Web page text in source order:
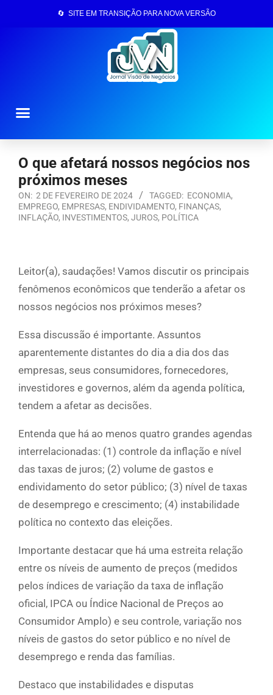
🔄 SITE EM TRANSIÇÃO PARA NOVA VERSÃO
O que afetará nossos negócios nos
próximos meses
ON: 2 DE FEVEREIRO DE 2024 TAGGED: ECONOMIA,
EMPREGO, EMPRESAS, ENDIVIDAMENTO, FINANÇAS,
INFLAÇÃO, INVESTIMENTOS, JUROS, POLÍTICA
Leitor(a), saudações! Vamos discutir os principais
fenômenos econômicos que tenderão a afetar os
nossos negócios nos próximos meses?
Essa discussão é importante. Assuntos
aparentemente distantes do dia a dia dos das
empresas, seus consumidores, fornecedores,
investidores e governos, além da agenda política,
tendem a afetar as decisões.
Entenda que há ao menos quatro grandes agendas
interrelacionadas: (1) controle da inflação e nível
das taxas de juros; (2) volume de gastos e
endividamento do setor público; (3) nível de taxas
de desemprego e crescimento; (4) instabilidade
política no contexto das eleições.
Importante destacar que há uma estreita relação
entre os níveis de aumento de preços (medidos
pelos índices de variação da taxa de inflação
oficial, IPCA ou Índice Nacional de Preços ao
Consumidor Amplo) e seu controle, variação nos
níveis de gastos do setor público e no nível de
desemprego e renda das famílias.
Destaco que instabilidades e disputas